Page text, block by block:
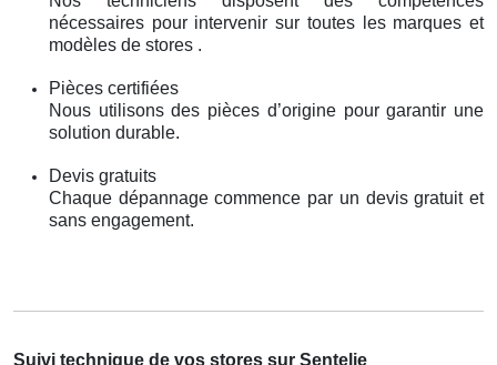
nécessaires pour intervenir sur toutes les marques et
modèles de stores .
Pièces certifiées
Nous utilisons des pièces d’origine pour garantir une
solution durable.
Devis gratuits
Chaque dépannage commence par un devis gratuit et
sans engagement.
Suivi technique de vos stores sur Sentelie